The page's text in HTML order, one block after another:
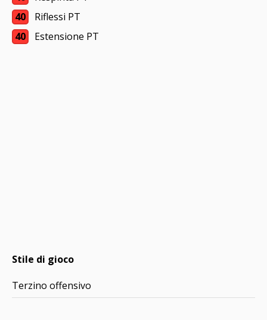
40
Riflessi PT
40
Estensione PT
Stile di gioco
Terzino offensivo